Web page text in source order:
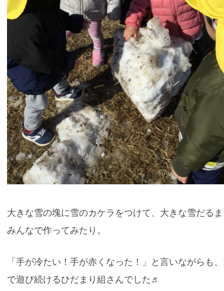
大きな雪の塊に雪のカケラをつけて、大きな雪だる
みんなで作ってみたり。
「手が冷たい！手が赤くなった！」と言いながらも
で遊び続けるひだまり組さんでした♬